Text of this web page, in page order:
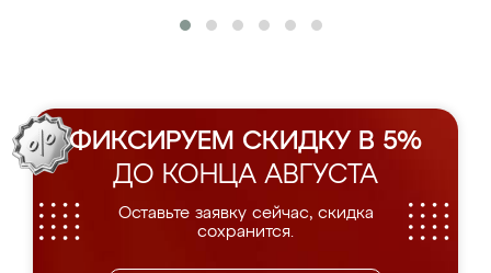
ФИКСИРУЕМ СКИДКУ В 5%
ДО КОНЦА АВГУСТА
Оставьте заявку сейчас, скидка
сохранится.